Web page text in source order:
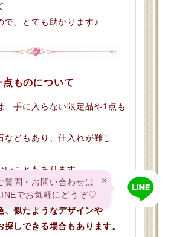
で、とても助かります♪
ものについて
、手に入らない限定品や1点も
などもあり、仕入れが難し
いこともあります。
のが出来なくても、
、似たようなデザインや
探しできる場合もあります。
質問・お問い合わせは
でお気軽にどうぞ♡
×